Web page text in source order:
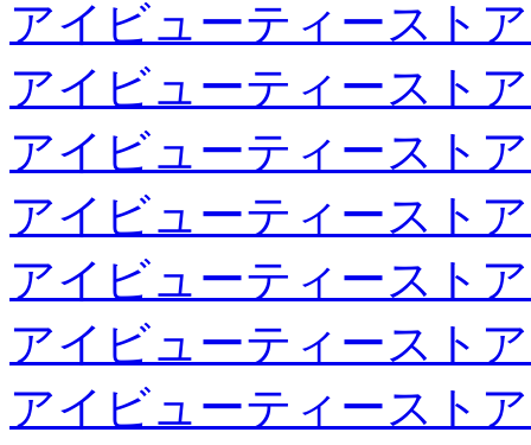
アイビューティースト
アイビューティースト
アイビューティースト
アイビューティースト
アイビューティースト
アイビューティースト
アイビューティースト